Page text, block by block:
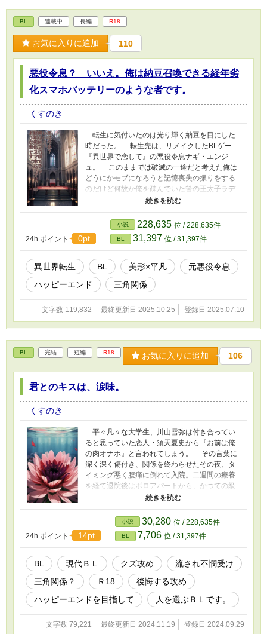
BL 連載中 長編 R18
お気に入りに追加 110
悪役令息？ いいえ。俺は納豆召喚できる経年劣
化スマホバッテリーのような者です。
くすのき
転生に気付いたのは光り輝く納豆を目にした
時だった。 転生先は、リメイクしたBLゲー
『異世界で恋して』の悪役令息ナギ・エンジ
ュ。 このままでは破滅の一途だと考えた俺は
どうにかモブになろうと記憶喪失の振りをする
のだけど何故か俺を疎んでいた筈の王太子ラデ
ィウスが構ってき始め、最推しからは不調除去
アイテムとして見られたり。 俺は本当にこの
世界でモブとしてやっていけるのでしょうか？
24h.ポイント 0pt
小説 228,635 位 / 228,635件
BL 31,397 位 / 31,397件
異世界転生 BL 美形×平凡
元悪役令息
ハッピーエンド
三角関係
文字数 119,832 最終更新日 2025.10.25 登録日 2025.07.10
BL 完結 短編 R18 お気に入りに追加 106
君とのキスは、涙味。
くすのき
平々凡々な大学生、川山雪弥は付き合ってい
ると思っていた恋人・須天夏史から『お前は俺
の肉オナホ』と言われてしまう。 その言葉に
深く深く傷付き、関係を終わらせたその夜、タ
イミング悪く腹痛に倒れて入院。二週間の療養
を経て退院後はボロアパートから、かつての級
友(現イケメン)上白垣秋麿とのちょっと普通でな
い同居生活をスタートさせる。 そして夏休み
を終え、未だ断ち切りがたい恋心に無理矢理蓋
をして過ごしていた雪弥だが、今度は何故か関
係を終わらせた筈の夏史が寄ってくるようにな
ってに……。 今更付き合いたいなんてきっと
また僕を玩具にして仲間内で笑いものにしたい
んだろう。何を言っても信じない受ＶＳ遅れて
恋心に気付いてこれからは心を入れ替えて大事
にするから信じてほしいのに酷い事をしすぎ
て、なりふり構わず求愛しても警戒されるだけ
の攻のお話。だけど結局はよりを戻します。
24h.ポイント 14pt
小説 30,280 位 / 228,635件
BL 7,706 位 / 31,397件
BL 現代ＢＬ クズ攻め
流され不憫受け
三角関係？
Ｒ18
後悔する攻め
ハッピーエンドを目指して
人を選ぶＢＬです。
文字数 79,221 最終更新日 2024.11.19 登録日 2024.09.29